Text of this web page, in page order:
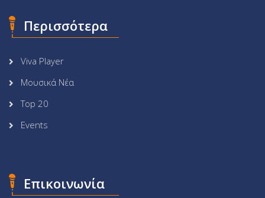
Περισσότερα
Viva Player
Μουσικά Νέα
Top 20
Events
Επικοινωνία